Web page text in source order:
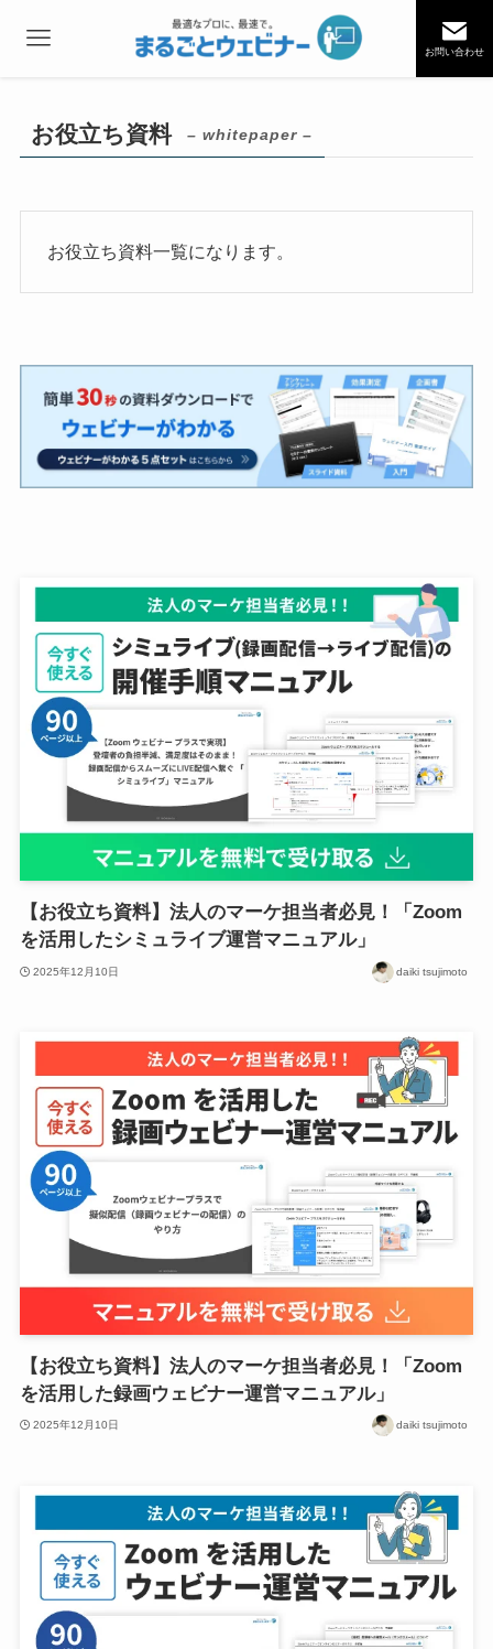
お問い合わせ
お役立ち資料 – whitepaper –
お役立ち資料一覧になります。
【お役立ち資料】法人のマーケ担当者必見！「Zoom
を活用したシミュライブ運営マニュアル」
2025年12月10日 daiki tsujimoto
【お役立ち資料】法人のマーケ担当者必見！「Zoom
を活用した録画ウェビナー運営マニュアル」
2025年12月10日 daiki tsujimoto